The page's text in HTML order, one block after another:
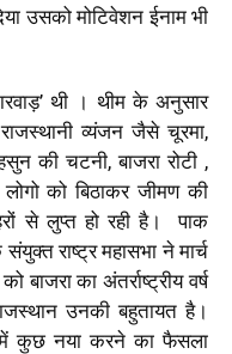
उसको मोटिवेशन ईनाम भी
थी । थीम के अनुसार
व्यंजन जैसे चूरमा,
की चटनी, बाजरा रोटी ,
को बिठाकर जीमण की
से लुप्त हो रही है। पाक
राष्ट्र महासभा ने मार्च
का अंतर्राष्ट्रीय वर्ष
उनकी बहुतायत है।
कुछ नया करने का फैसला